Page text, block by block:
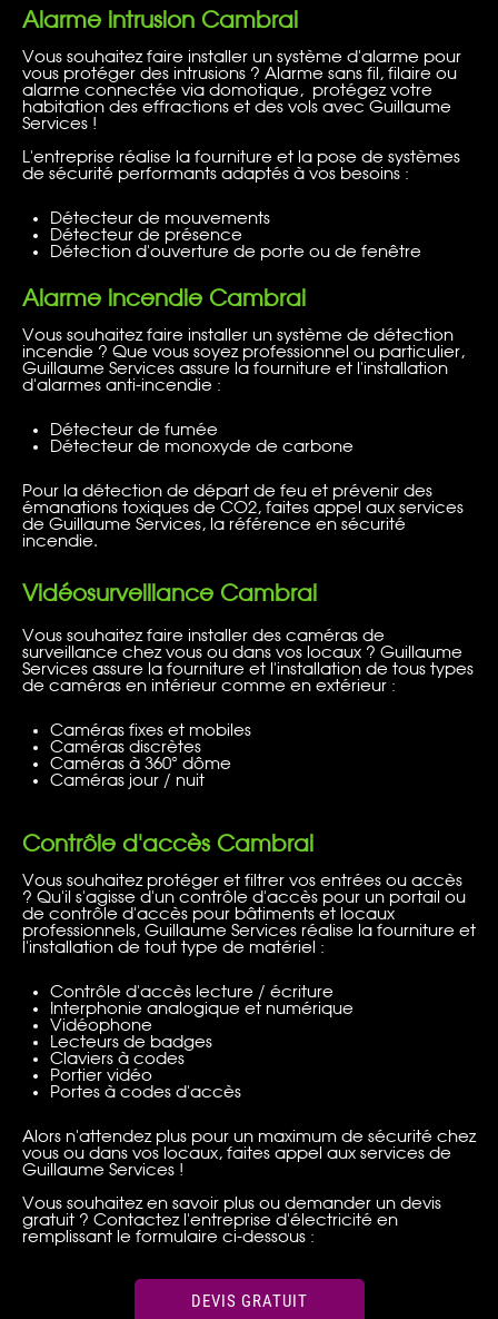
Alarme intrusion Cambrai
Vous souhaitez faire installer un système d'alarme pour
vous protéger des intrusions ? Alarme sans fil, filaire ou
alarme connectée via domotique, protégez votre
habitation des effractions et des vols avec Guillaume
Services !
L'entreprise réalise la fourniture et la pose de systèmes
de sécurité performants adaptés à vos besoins :
Détecteur de mouvements
Détecteur de présence
Détection d'ouverture de porte ou de fenêtre
Alarme incendie Cambrai
Vous souhaitez faire installer un système de détection
incendie ? Que vous soyez professionnel ou particulier,
Guillaume Services assure la fourniture et l'installation
d'alarmes anti-incendie :
Détecteur de fumée
Détecteur de monoxyde de carbone
Pour la détection de départ de feu et prévenir des
émanations toxiques de CO2, faites appel aux services
de Guillaume Services, la référence en sécurité
incendie.
Vidéosurveillance Cambrai
Vous souhaitez faire installer des caméras de
surveillance chez vous ou dans vos locaux ? Guillaume
Services assure la fourniture et l'installation de tous types
de caméras en intérieur comme en extérieur :
Caméras fixes et mobiles
Caméras discrètes
Caméras à 360° dôme
Caméras jour / nuit
Contrôle d'accès Cambrai
Vous souhaitez protéger et filtrer vos entrées ou accès
? Qu'il s'agisse d'un contrôle d'accès pour un portail ou
de contrôle d'accès pour bâtiments et locaux
professionnels, Guillaume Services réalise la fourniture et
l'installation de tout type de matériel :
Contrôle d'accès lecture / écriture
Interphonie analogique et numérique
Vidéophone
Lecteurs de badges
Claviers à codes
Portier vidéo
Portes à codes d'accès
Alors n'attendez plus pour un maximum de sécurité chez
vous ou dans vos locaux, faites appel aux services de
Guillaume Services !
Vous souhaitez en savoir plus ou demander un devis
gratuit ? Contactez l'entreprise d'électricité en
remplissant le formulaire ci-dessous :
DEVIS GRATUIT